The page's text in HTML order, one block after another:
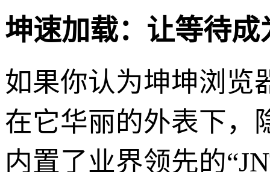
坤速加载：让等待
如果你认为坤坤浏览
在它华丽的外表下，
内置了业界领先的